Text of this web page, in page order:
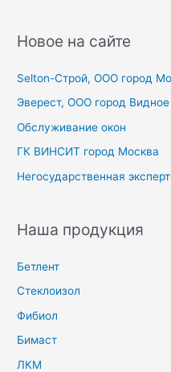
с
:
Новое на сайте
Selton-Строй, OOO город
Эверест, ООО город Видное
Обслуживание окон
ГК ВИНСИТ город Москва
Негосударственная
Наша продукция
Бетлент
Стеклоизол
Фибиол
Бимаст
ЛКМ